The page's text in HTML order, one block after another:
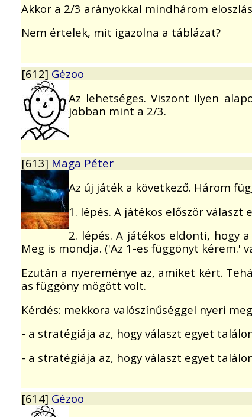
Akkor a 2/3 arányokkal mindhárom
Nem értelek, mit igazolna a táblázat?
[612] Gézoo
Az lehetséges. Viszont ilyen
jobban mint a 2/3.
[613] Maga Péter
Az új játék a következő. Három
1. lépés. A játékos először választ
2. lépés. A játékos eldönti, hogy
Meg is mondja. ('Az 1-es függönyt kérem.'
Ezután a nyereménye az, amiket kért.
as függöny mögött volt.
Kérdés: mekkora valószínűséggel nyeri
- a stratégiája az, hogy választ egyet
- a stratégiája az, hogy választ egyet
[614] Gézoo